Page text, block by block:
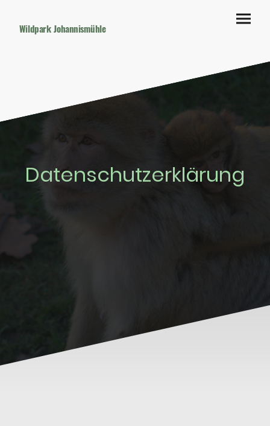
Wildpark Johannismühle
Datenschutzerklärung